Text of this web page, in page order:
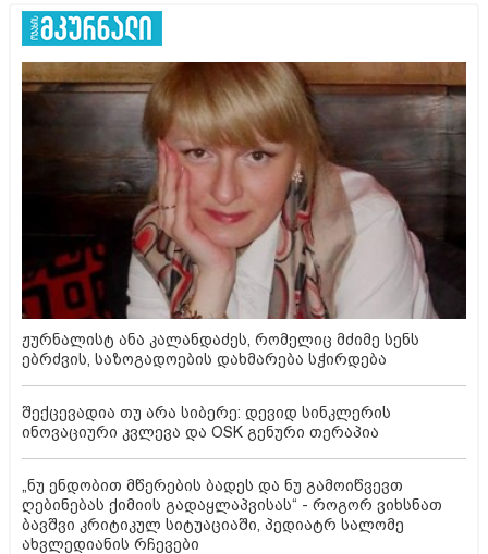
ჟურნალისტ ანა კალანდაძეს, რომელიც მძიმე სენს
ებრძვის, საზოგადოების დახმარება სჭირდება
შექცევადია თუ არა სიბერე: დევიდ სინკლერის
ინოვაციური კვლევა და OSK გენური თერაპია
„ნუ ენდობით მწერების ბადეს და ნუ გამოიწვევთ
ღებინებას ქიმიის გადაყლაპვისას“ - როგორ ვიხსნათ
ბავშვი კრიტიკულ სიტუაციაში, პედიატრ სალომე
ახვლედიანის რჩევები